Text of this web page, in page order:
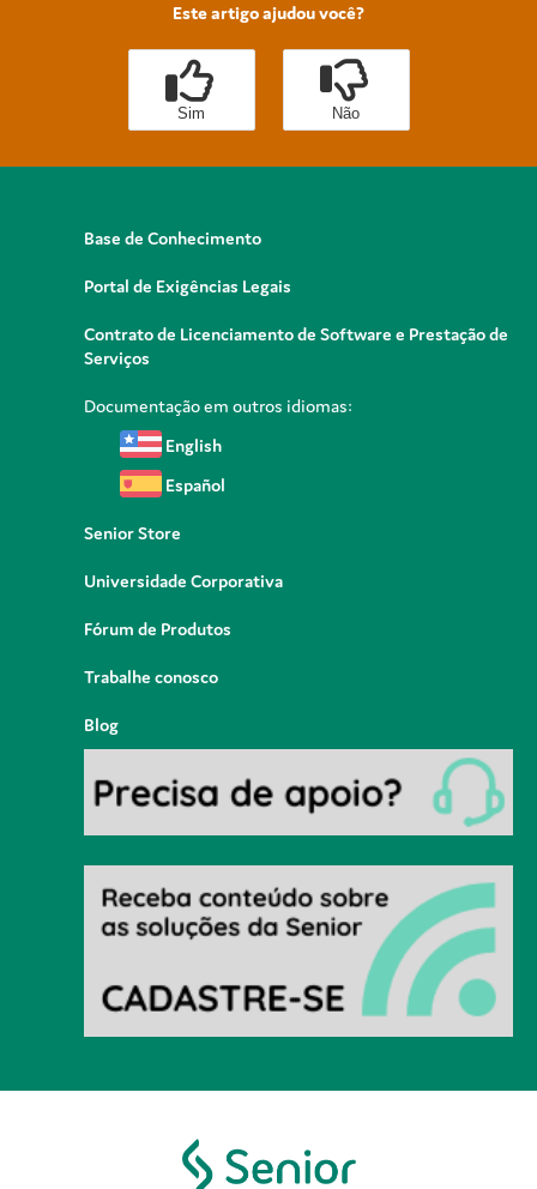
Este artigo ajudou você?
Sim Não
Base de Conhecimento
Portal de Exigências Legais
Contrato de Licenciamento de Software e Prestação de
Serviços
Documentação em outros idiomas:
English
Español
Senior Store
Universidade Corporativa
Fórum de Produtos
Trabalhe conosco
Blog